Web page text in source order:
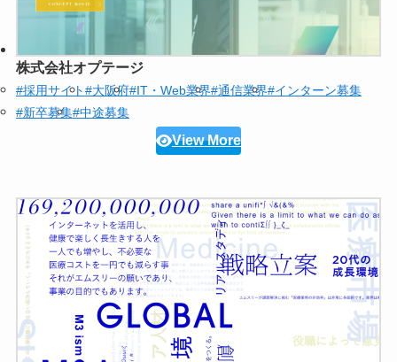
株式会社オプテージ
#採用サイト#大阪府#IT・Web業界#通信業界#インターン募集
#新卒募集#中途募集
View More